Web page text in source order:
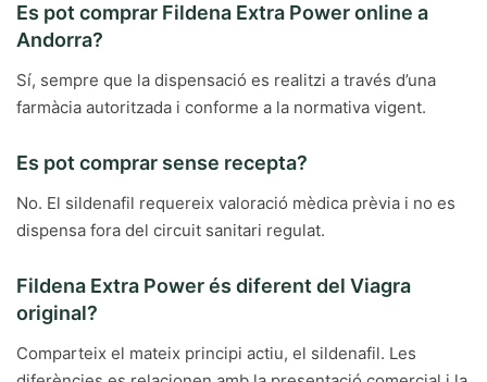
Es pot comprar Fildena Extra Power online a
Andorra?
Sí, sempre que la dispensació es realitzi a través d’una
farmàcia autoritzada i conforme a la normativa vigent.
Es pot comprar sense recepta?
No. El sildenafil requereix valoració mèdica prèvia i no es
dispensa fora del circuit sanitari regulat.
Fildena Extra Power és diferent del Viagra
original?
Comparteix el mateix principi actiu, el sildenafil. Les